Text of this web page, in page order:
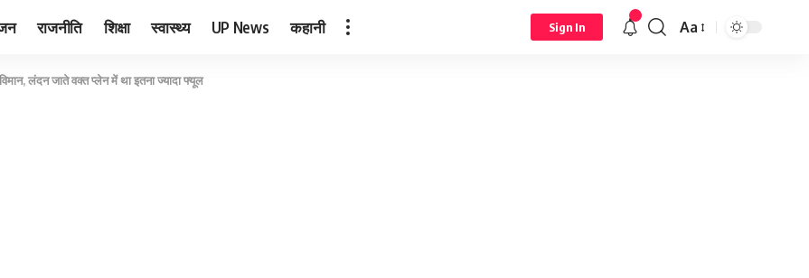
राजनीति शिक्षा स्वास्थ्य UP News कहानी Sign In Aa
लंदन जाते वक्त प्लेन में था इतना ज्यादा फ्यूल